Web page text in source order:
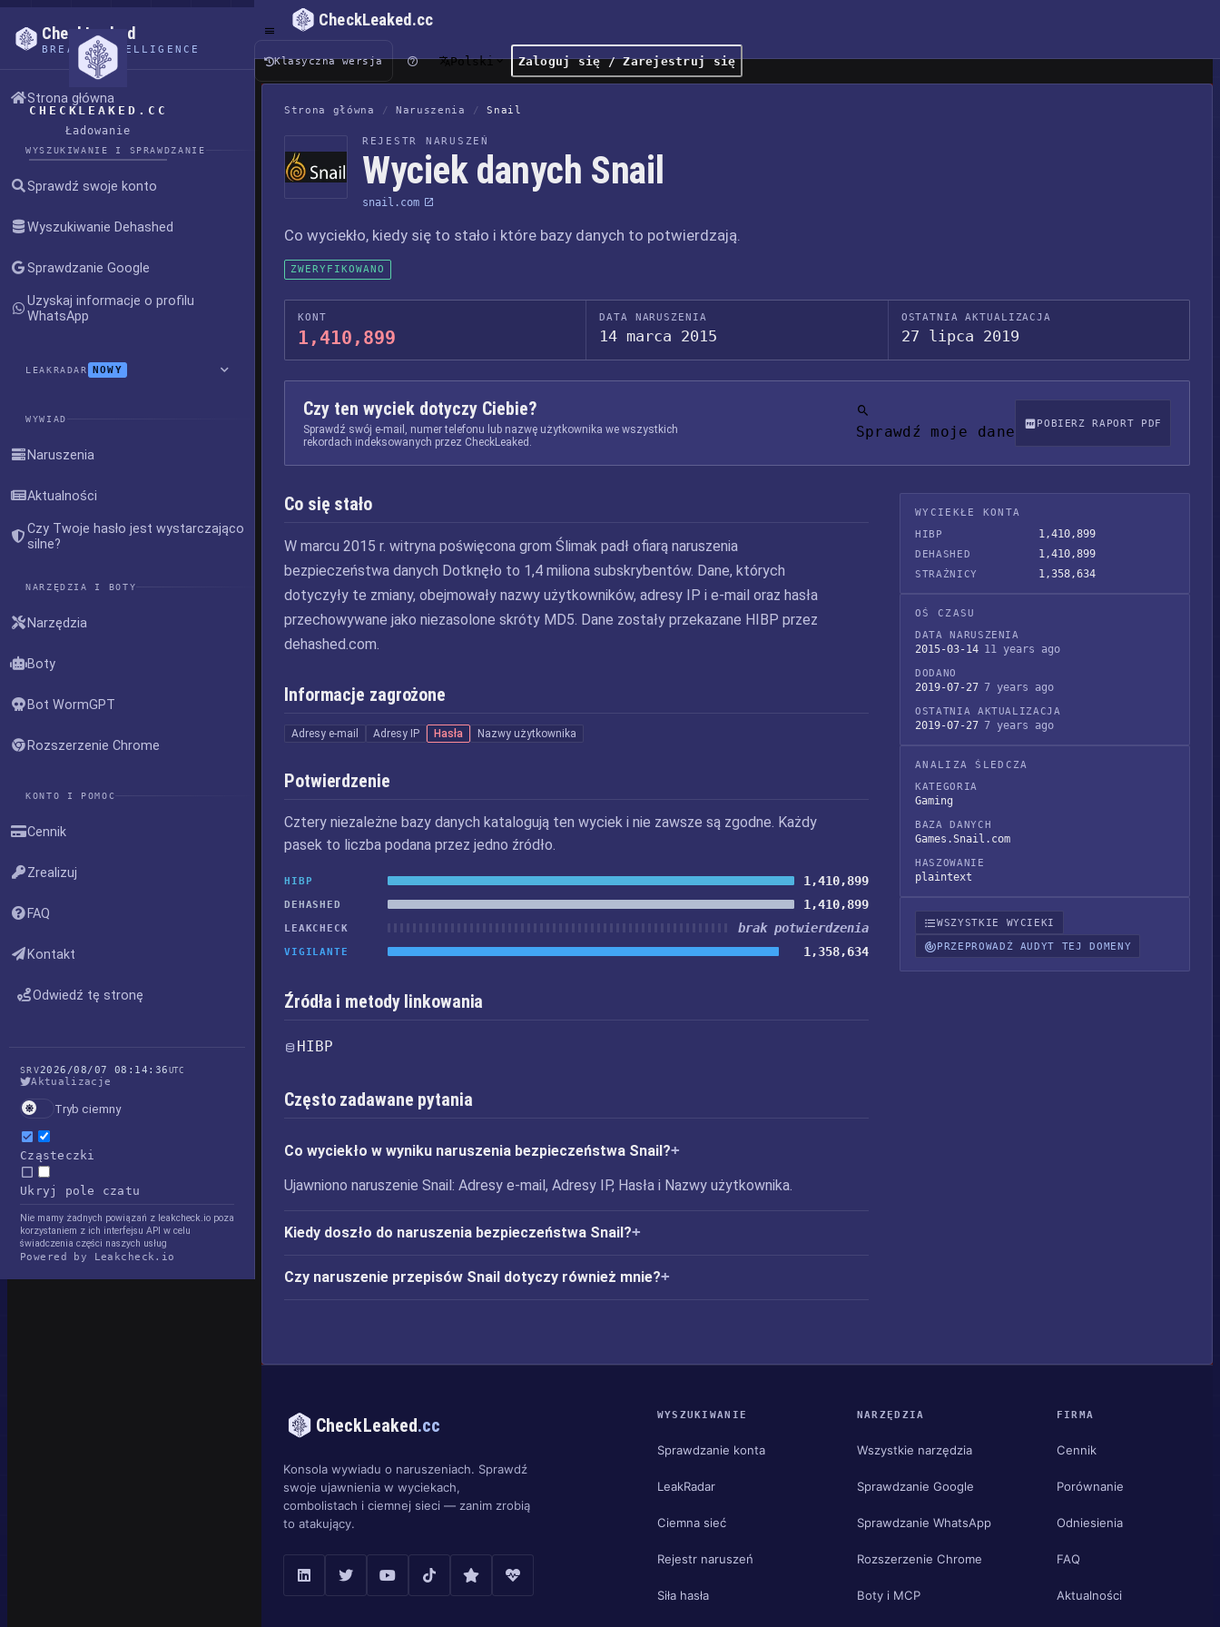
CHECKLEAKED.CC
Ładowanie
CheckLeaked
BREACH INTELLIGENCE
Strona główna
WYSZUKIWANIE I SPRAWDZANIE
Sprawdź swoje konto
Wyszukiwanie Dehashed
Sprawdzanie Google
Uzyskaj informacje o profilu
WhatsApp
LEAKRADAR NOWY
WYWIAD
Naruszenia
Aktualności
Czy Twoje hasło jest wystarczająco
silne?
NARZĘDZIA I BOTY
Narzędzia
Boty
Bot WormGPT
Rozszerzenie Chrome
KONTO I POMOC
Cennik
Zrealizuj
FAQ
Kontakt
Odwiedź tę stronę
SRV2026/08/07 08:14:36UTC
Aktualizacje
Tryb ciemny
Cząsteczki
Ukryj pole czatu
Nie mamy żadnych powiązań z leakcheck.io poza
korzystaniem z ich interfejsu API w celu
świadczenia części naszych usług
Powered by Leakcheck.io
CheckLeaked.cc
Klasyczna wersja Polski Zaloguj się / Zarejestruj się
Strona główna / Naruszenia / Snail
REJESTR NARUSZEŃ
Wyciek danych Snail
snail.com
Co wyciekło, kiedy się to stało i które bazy danych to potwierdzają.
ZWERYFIKOWANO
KONT
1,410,899
DATA NARUSZENIA
14 marca 2015
OSTATNIA AKTUALIZACJA
27 lipca 2019
Czy ten wyciek dotyczy Ciebie?
Sprawdź swój e-mail, numer telefonu lub nazwę użytkownika we wszystkich
rekordach indeksowanych przez CheckLeaked.
Sprawdź moje dane POBIERZ RAPORT PDF
Co się stało
W marcu 2015 r. witryna poświęcona grom Ślimak padł ofiarą naruszenia
bezpieczeństwa danych Dotknęło to 1,4 miliona subskrybentów. Dane, których
dotyczyły te zmiany, obejmowały nazwy użytkowników, adresy IP i e-mail oraz hasła
przechowywane jako niezasolone skróty MD5. Dane zostały przekazane HIBP przez
dehashed.com.
Informacje zagrożone
Adresy e-mail Adresy IP Hasła Nazwy użytkownika
Potwierdzenie
Cztery niezależne bazy danych katalogują ten wyciek i nie zawsze są zgodne. Każdy
pasek to liczba podana przez jedno źródło.
HIBP 1,410,899
DEHASHED 1,410,899
LEAKCHECK brak potwierdzenia
VIGILANTE 1,358,634
Źródła i metody linkowania
HIBP
Często zadawane pytania
Co wyciekło w wyniku naruszenia bezpieczeństwa Snail?
Ujawniono naruszenie Snail: Adresy e-mail, Adresy IP, Hasła i Nazwy użytkownika.
Kiedy doszło do naruszenia bezpieczeństwa Snail?
Czy naruszenie przepisów Snail dotyczy również mnie?
WYCIEKŁE KONTA
HIBP
1,410,899
DEHASHED 1,410,899
STRAŻNICY 1,358,634
OŚ CZASU
DATA NARUSZENIA
2015-03-14 11 years ago
DODANO
2019-07-27 7 years ago
OSTATNIA AKTUALIZACJA
2019-07-27 7 years ago
ANALIZA ŚLEDCZA
KATEGORIA
Gaming
BAZA DANYCH
Games.Snail.com
HASZOWANIE
plaintext
WSZYSTKIE WYCIEKI
PRZEPROWADŹ AUDYT TEJ DOMENY
CheckLeaked.cc
Konsola wywiadu o naruszeniach. Sprawdź
swoje ujawnienia w wyciekach,
combolistach i ciemnej sieci — zanim zrobią
to atakujący.
WYSZUKIWANIE
Sprawdzanie konta
LeakRadar
Ciemna sieć
Rejestr naruszeń
Siła hasła
NARZĘDZIA
Wszystkie narzędzia
Sprawdzanie Google
Sprawdzanie WhatsApp
Rozszerzenie Chrome
Boty i MCP
FIRMA
Cennik
Porównanie
Odniesienia
FAQ
Aktualności